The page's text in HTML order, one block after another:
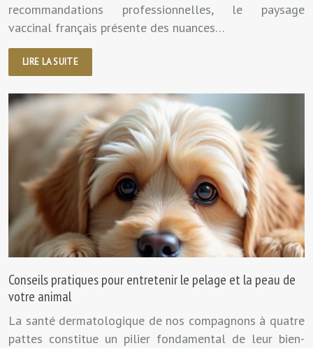
recommandations professionnelles, le paysage
vaccinal français présente des nuances…
LIRE LA SUITE
Conseils pratiques pour entretenir le pelage et la peau de
votre animal
La santé dermatologique de nos compagnons à quatre
pattes constitue un pilier fondamental de leur bien-